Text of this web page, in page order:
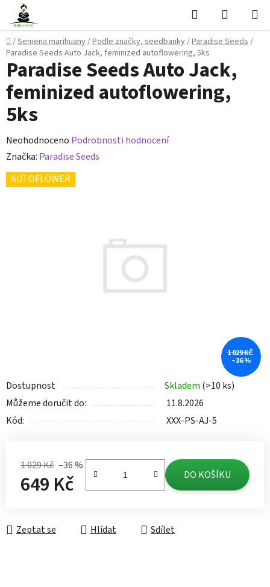
Přejít
obsah
Hledat
KOŠÍK
Domů
/Semena marihuany/Podle značky, seedbanky/Paradise Seeds/
Paradise Seeds Auto Jack, feminized autoflowering, 5ks
Dostupnost Skladem (>10 ks)
Můžeme doručit do:
11.8.2026
Kód:
XXX-PS-AJ-5
1 029 Kč –36 %
649 Kč DO KOŠÍKU
Zeptat se Hlídat Sdílet
Paradise Seeds Auto Jack,
feminized autoflowering,
5ks
Průměrné
hodnocení
produktu
je
Neohodnoceno Podrobnosti hodnocení
Značka: Paradise Seeds
AUTOFLOWER
1 029 KČ
–36 %